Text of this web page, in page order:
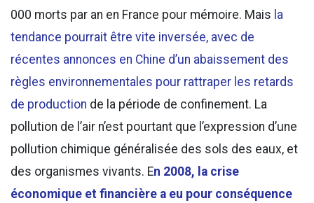
000 morts par an en France pour mémoire. Mais la
tendance pourrait être vite inversée, avec de
récentes annonces en Chine d’un abaissement des
règles environnementales pour rattraper les retards
de production de la période de confinement. La
pollution de l’air n’est pourtant que l’expression d’une
pollution chimique généralisée des sols des eaux, et
des organismes vivants. En 2008, la crise
économique et financière a eu pour conséquence